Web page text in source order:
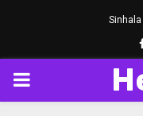
Sinhala
PRIMARY